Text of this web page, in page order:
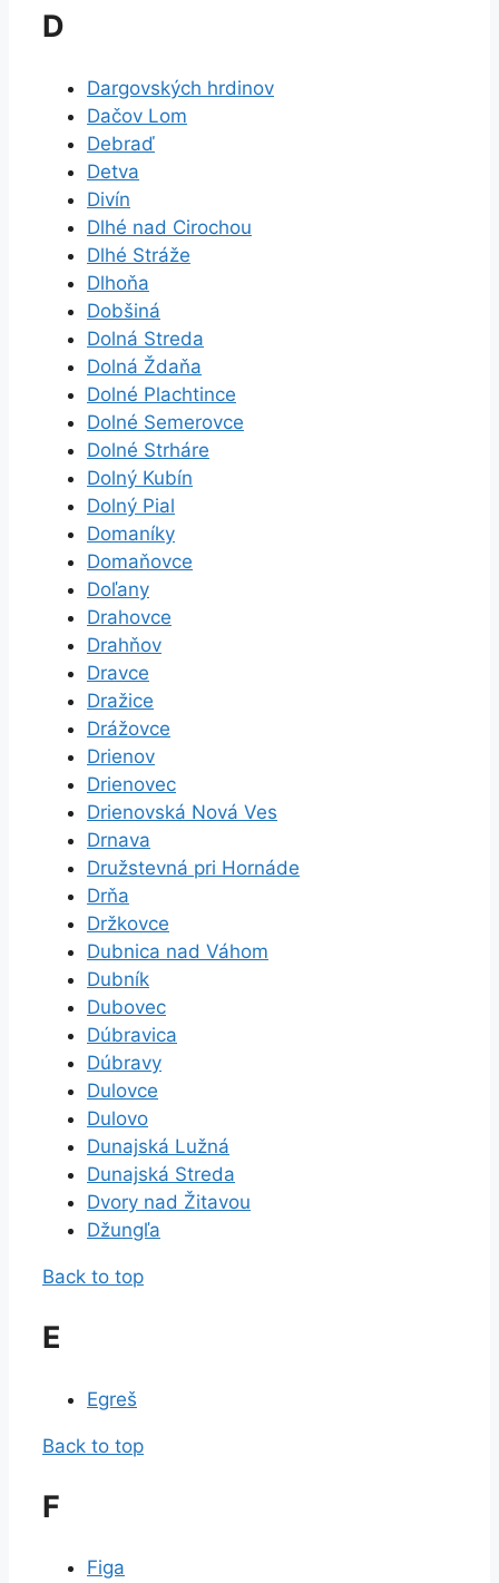
D
Dargovských hrdinov
Dačov Lom
Debraď
Detva
Divín
Dlhé nad Cirochou
Dlhé Stráže
Dlhoňa
Dobšiná
Dolná Streda
Dolná Ždaňa
Dolné Plachtince
Dolné Semerovce
Dolné Strháre
Dolný Kubín
Dolný Pial
Domaníky
Domaňovce
Doľany
Drahovce
Drahňov
Dravce
Dražice
Drážovce
Drienov
Drienovec
Drienovská Nová Ves
Drnava
Družstevná pri Hornáde
Drňa
Držkovce
Dubnica nad Váhom
Dubník
Dubovec
Dúbravica
Dúbravy
Dulovce
Dulovo
Dunajská Lužná
Dunajská Streda
Dvory nad Žitavou
Džungľa
Back to top
E
Egreš
Back to top
F
Figa